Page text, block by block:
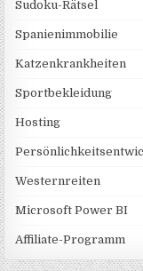
Sudoku-Rätsel
Spanienimmobilie
Katzenkrankheiten
Sportbekleidung
Hosting
Westernreiten
Microsoft Power BI
Affiliate-Programm